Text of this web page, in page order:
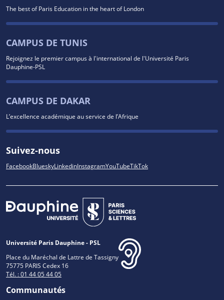
The best of Paris Education in the heart of London
CAMPUS DE TUNIS
Rejoignez le premier campus à l'international de l'Université Paris
Dauphine-PSL
CAMPUS DE DAKAR
L’excellence académique au service de l’Afrique
Suivez-nous
FacebookBlueskyLinkedinInstagramYouTubeTikTok
Université Paris Dauphine - PSL
Place du Maréchal de Lattre de Tassigny
75775 PARIS Cedex 16
Tél. : 01 44 05 44 05
Communautés